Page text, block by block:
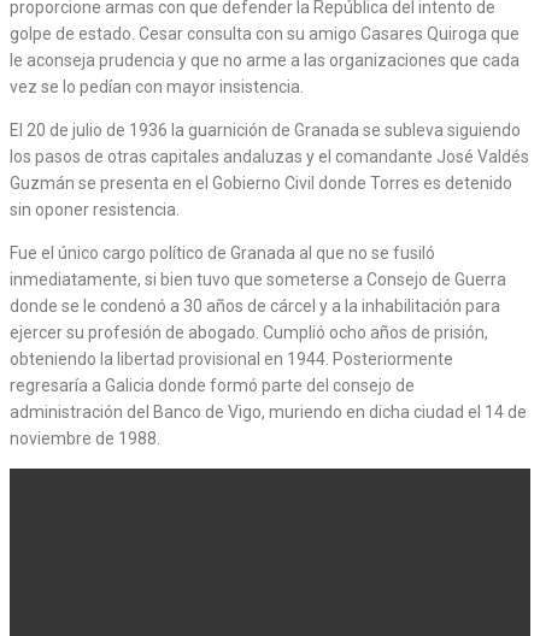
proporcione armas con que defender la República del intento de
golpe de estado. Cesar consulta con su amigo Casares Quiroga que
le aconseja prudencia y que no arme a las organizaciones que cada
vez se lo pedían con mayor insistencia.
El 20 de julio de 1936 la guarnición de Granada se subleva siguiendo
los pasos de otras capitales andaluzas y el comandante José Valdés
Guzmán se presenta en el Gobierno Civil donde Torres es detenido
sin oponer resistencia.
Fue el único cargo político de Granada al que no se fusiló
inmediatamente, si bien tuvo que someterse a Consejo de Guerra
donde se le condenó a 30 años de cárcel y a la inhabilitación para
ejercer su profesión de abogado. Cumplió ocho años de prisión,
obteniendo la libertad provisional en 1944. Posteriormente
regresaría a Galicia donde formó parte del consejo de
administración del Banco de Vigo, muriendo en dicha ciudad el 14 de
noviembre de 1988.